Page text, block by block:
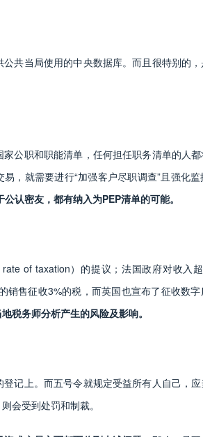
共当局使用的中央数据库。而且很特别的
公职和职能清单，任何担任职务清单的人
，就需要进行“加强客户尽职调查”且强化监
认密友，都有纳入为PEP清单的可能。
of taxation）的提议；法国政府对收入
销售征收3%的税，而英国也宣布了征收数
税务师分析产生的风险及影响。
记上。而五号令就规定受益所有人自己，
会受到处罚和制裁。